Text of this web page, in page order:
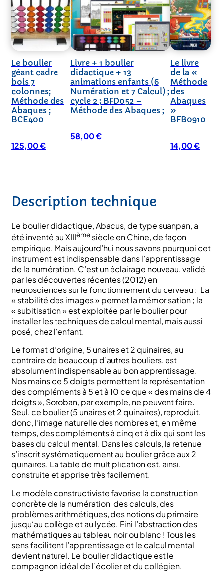
Le boulier
géant cadre
bois 7
colonnes;
Méthode des
Abaques ;
BCE400
125,00€
Livre + 1 boulier
didactique + 13
animations enfants (6
Numération et 7 Calcul) ;
cycle 2 ; BFD052 –
Méthode des Abaques ;
58,00€
Le livre
de la «
Méthode
des
Abaques
»
BFB0910
14,00€
Description technique
Le boulier didactique, Abacus, de type suanpan, a
été inventé au XIIIème siècle en Chine, de façon
empirique. Mais aujourd’hui nous savons pourquoi cet
instrument est indispensable dans l’apprentissage
de la numération. C’est un éclairage nouveau, validé
par les découvertes récentes (2012) en
neurosciences sur le fonctionnement du cerveau : La
« stabilité des images » permet la mémorisation ; la
« subitisation » est exploitée par le boulier pour
installer les techniques de calcul mental, mais aussi
posé, chez l’enfant.
Le format d’origine, 5 unaires et 2 quinaires, au
contraire de beaucoup d’autres bouliers, est
absolument indispensable au bon apprentissage.
Nos mains de 5 doigts permettent la représentation
des compléments à 5 et à 10 ce que « des mains de 4
doigts », Soroban, par exemple, ne peuvent faire.
Seul, ce boulier (5 unaires et 2 quinaires), reproduit,
donc, l’image naturelle des nombres et, en même
temps, des compléments à cinq et à dix qui sont les
bases du calcul mental. Dans les calculs, la retenue
s’inscrit systématiquement au boulier grâce aux 2
quinaires. La table de multiplication est, ainsi,
construite et apprise très facilement.
Le modèle constructiviste favorise la construction
concrète de la numération, des calculs, des
problèmes arithmétiques, des notions du primaire
jusqu‘au collège et au lycée. Fini l’abstraction des
mathématiques au tableau noir ou blanc ! Tous les
sens facilitent l’apprentissage et le calcul mental
devient naturel. Le boulier didactique est le
compagnon idéal de l’écolier et du collégien.